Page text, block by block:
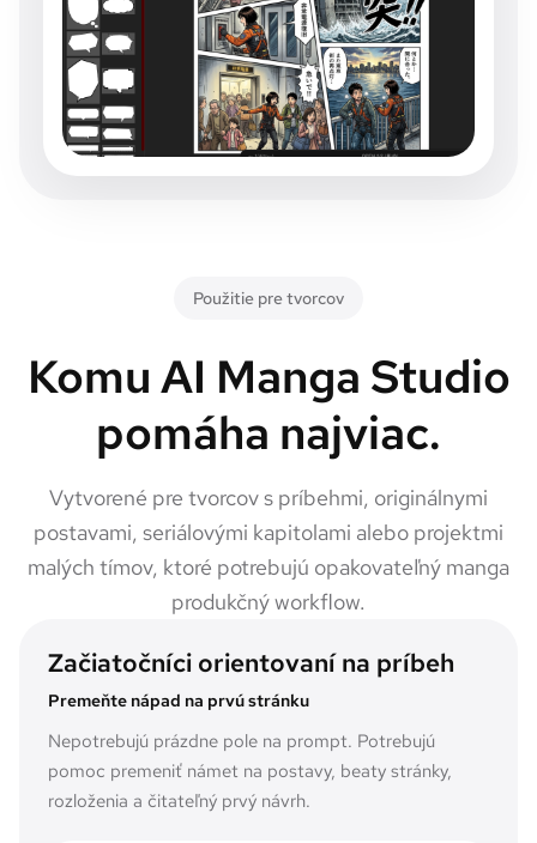
Použitie pre tvorcov
Komu AI Manga Studio
pomáha najviac.
Vytvorené pre tvorcov s príbehmi, originálnymi
postavami, seriálovými kapitolami alebo projektmi
malých tímov, ktoré potrebujú opakovateľný manga
produkčný workflow.
Začiatočníci orientovaní na príbeh
Premeňte nápad na prvú stránku
Nepotrebujú prázdne pole na prompt. Potrebujú
pomoc premeniť námet na postavy, beaty stránky,
rozloženia a čitateľný prvý návrh.